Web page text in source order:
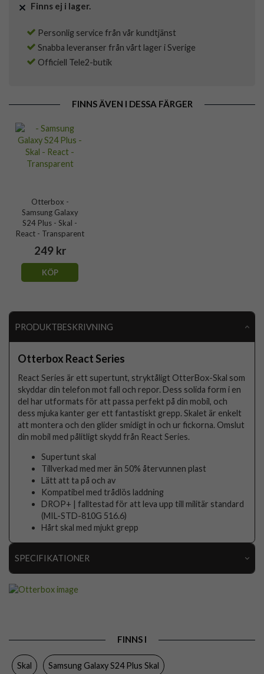
Finns ej i lager.
Personlig service från vår kundtjänst
Snabba leveranser från vårt lager i Sverige
Officiell Tele2-butik
FINNS ÄVEN I DESSA FÄRGER
Otterbox -
Samsung Galaxy
S24 Plus - Skal -
React - Transparent
249 kr
KÖP
PRODUKTBESKRIVNING
Otterbox React Series
React Series är ett supertunt, stryktåligt OtterBox-Skal som
skyddar din telefon mot fall och repor. Dess solida form i en
del har utformats för att passa perfekt på din mobil, och
dess mjuka kanter ger ett fantastiskt grepp. Skalet är enkelt
att montera och den glider smidigt in och ur fickorna. Omslut
din mobil med pålitligt skydd från React Series.
Supertunt skal
Tillverkad med mer än 50% återvunnen plast
Lätt att ta på och av
Kompatibel med trådlös laddning
DROP+ | falltestad för att leva upp till militär standard
(MIL-STD-810G 516.6)
Hårt skal med mjukt grepp
SPECIFIKATIONER
Trådlös laddning-kompatibel
Färg
FINNS I
Skal Samsung Galaxy S24 Plus Skal